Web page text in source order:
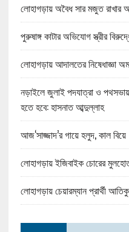
লোহাগড়ায় অবৈধ সার মজুত রাখার
পুরুষাঙ্গ কাটার অভিযোগ স্ত্রীর
লোহাগড়ায় আদালতের নিষেধাজ্ঞা
নড়াইলে জুলাই পদযাত্রা ও
হতে হবে: হাসনাত আব্দুল্লাহ
আজ‘সাজ্জাদ’র গায়ে হলুদ, কাল বিয়ে
লোহাগড়ায় ইজিবাইক চোরের
লোহাগড়ায় চেয়ারম্যান প্রার্থী